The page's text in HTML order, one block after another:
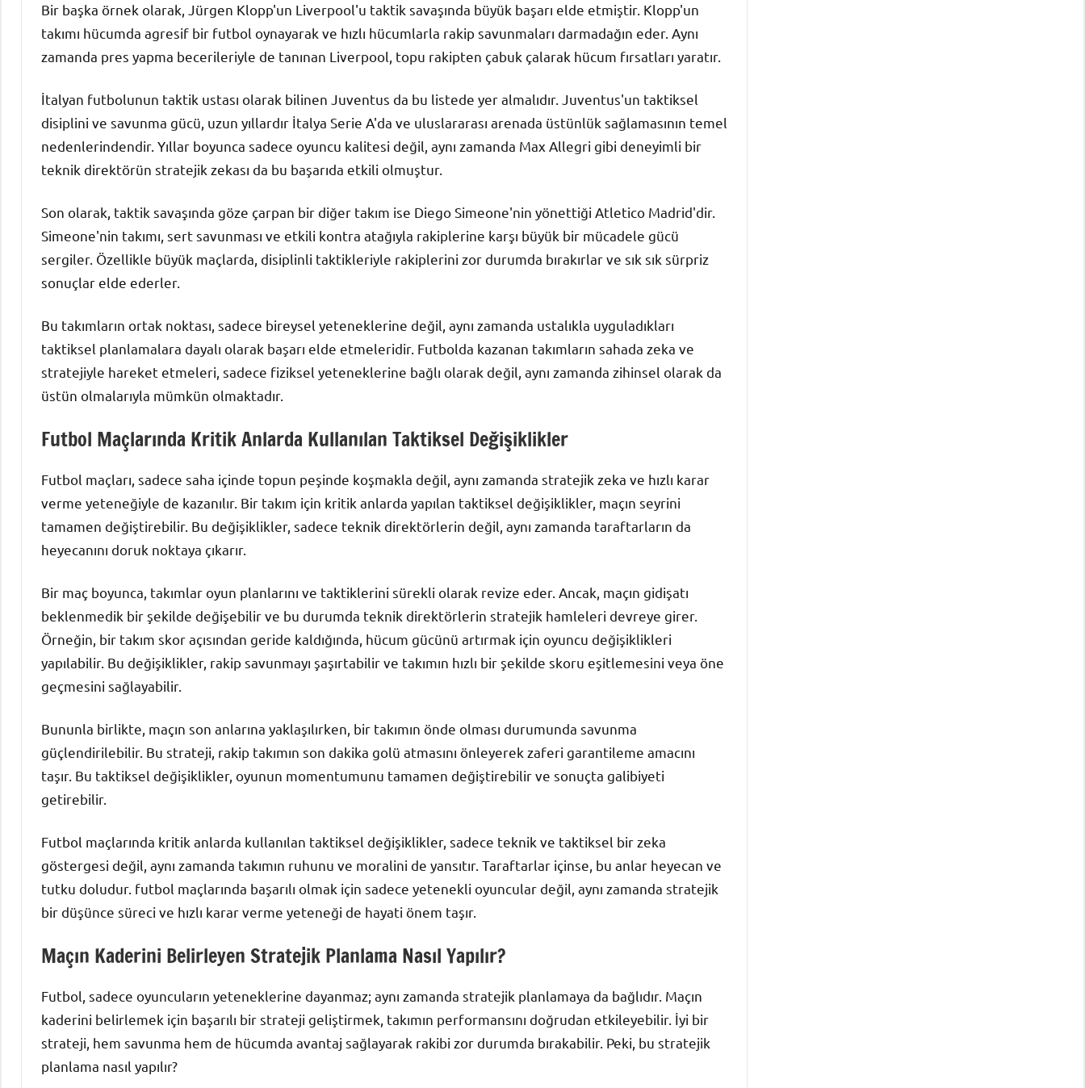
Bir başka örnek olarak, Jürgen Klopp'un Liverpool'u taktik savaşında büyük başarı elde etmiştir. Klopp'un
takımı hücumda agresif bir futbol oynayarak ve hızlı hücumlarla rakip savunmaları darmadağın eder. Aynı
zamanda pres yapma becerileriyle de tanınan Liverpool, topu rakipten çabuk çalarak hücum fırsatları yaratır.
İtalyan futbolunun taktik ustası olarak bilinen Juventus da bu listede yer almalıdır. Juventus'un taktiksel
disiplini ve savunma gücü, uzun yıllardır İtalya Serie A'da ve uluslararası arenada üstünlük sağlamasının temel
nedenlerindendir. Yıllar boyunca sadece oyuncu kalitesi değil, aynı zamanda Max Allegri gibi deneyimli bir
teknik direktörün stratejik zekası da bu başarıda etkili olmuştur.
Son olarak, taktik savaşında göze çarpan bir diğer takım ise Diego Simeone'nin yönettiği Atletico Madrid'dir.
Simeone'nin takımı, sert savunması ve etkili kontra atağıyla rakiplerine karşı büyük bir mücadele gücü
sergiler. Özellikle büyük maçlarda, disiplinli taktikleriyle rakiplerini zor durumda bırakırlar ve sık sık sürpriz
sonuçlar elde ederler.
Bu takımların ortak noktası, sadece bireysel yeteneklerine değil, aynı zamanda ustalıkla uyguladıkları
taktiksel planlamalara dayalı olarak başarı elde etmeleridir. Futbolda kazanan takımların sahada zeka ve
stratejiyle hareket etmeleri, sadece fiziksel yeteneklerine bağlı olarak değil, aynı zamanda zihinsel olarak da
üstün olmalarıyla mümkün olmaktadır.
Futbol Maçlarında Kritik Anlarda Kullanılan Taktiksel Değişiklikler
Futbol maçları, sadece saha içinde topun peşinde koşmakla değil, aynı zamanda stratejik zeka ve hızlı karar
verme yeteneğiyle de kazanılır. Bir takım için kritik anlarda yapılan taktiksel değişiklikler, maçın seyrini
tamamen değiştirebilir. Bu değişiklikler, sadece teknik direktörlerin değil, aynı zamanda taraftarların da
heyecanını doruk noktaya çıkarır.
Bir maç boyunca, takımlar oyun planlarını ve taktiklerini sürekli olarak revize eder. Ancak, maçın gidişatı
beklenmedik bir şekilde değişebilir ve bu durumda teknik direktörlerin stratejik hamleleri devreye girer.
Örneğin, bir takım skor açısından geride kaldığında, hücum gücünü artırmak için oyuncu değişiklikleri
yapılabilir. Bu değişiklikler, rakip savunmayı şaşırtabilir ve takımın hızlı bir şekilde skoru eşitlemesini veya öne
geçmesini sağlayabilir.
Bununla birlikte, maçın son anlarına yaklaşılırken, bir takımın önde olması durumunda savunma
güçlendirilebilir. Bu strateji, rakip takımın son dakika golü atmasını önleyerek zaferi garantileme amacını
taşır. Bu taktiksel değişiklikler, oyunun momentumunu tamamen değiştirebilir ve sonuçta galibiyeti
getirebilir.
Futbol maçlarında kritik anlarda kullanılan taktiksel değişiklikler, sadece teknik ve taktiksel bir zeka
göstergesi değil, aynı zamanda takımın ruhunu ve moralini de yansıtır. Taraftarlar içinse, bu anlar heyecan ve
tutku doludur. futbol maçlarında başarılı olmak için sadece yetenekli oyuncular değil, aynı zamanda stratejik
bir düşünce süreci ve hızlı karar verme yeteneği de hayati önem taşır.
Maçın Kaderini Belirleyen Stratejik Planlama Nasıl Yapılır?
Futbol, sadece oyuncuların yeteneklerine dayanmaz; aynı zamanda stratejik planlamaya da bağlıdır. Maçın
kaderini belirlemek için başarılı bir strateji geliştirmek, takımın performansını doğrudan etkileyebilir. İyi bir
strateji, hem savunma hem de hücumda avantaj sağlayarak rakibi zor durumda bırakabilir. Peki, bu stratejik
planlama nasıl yapılır?